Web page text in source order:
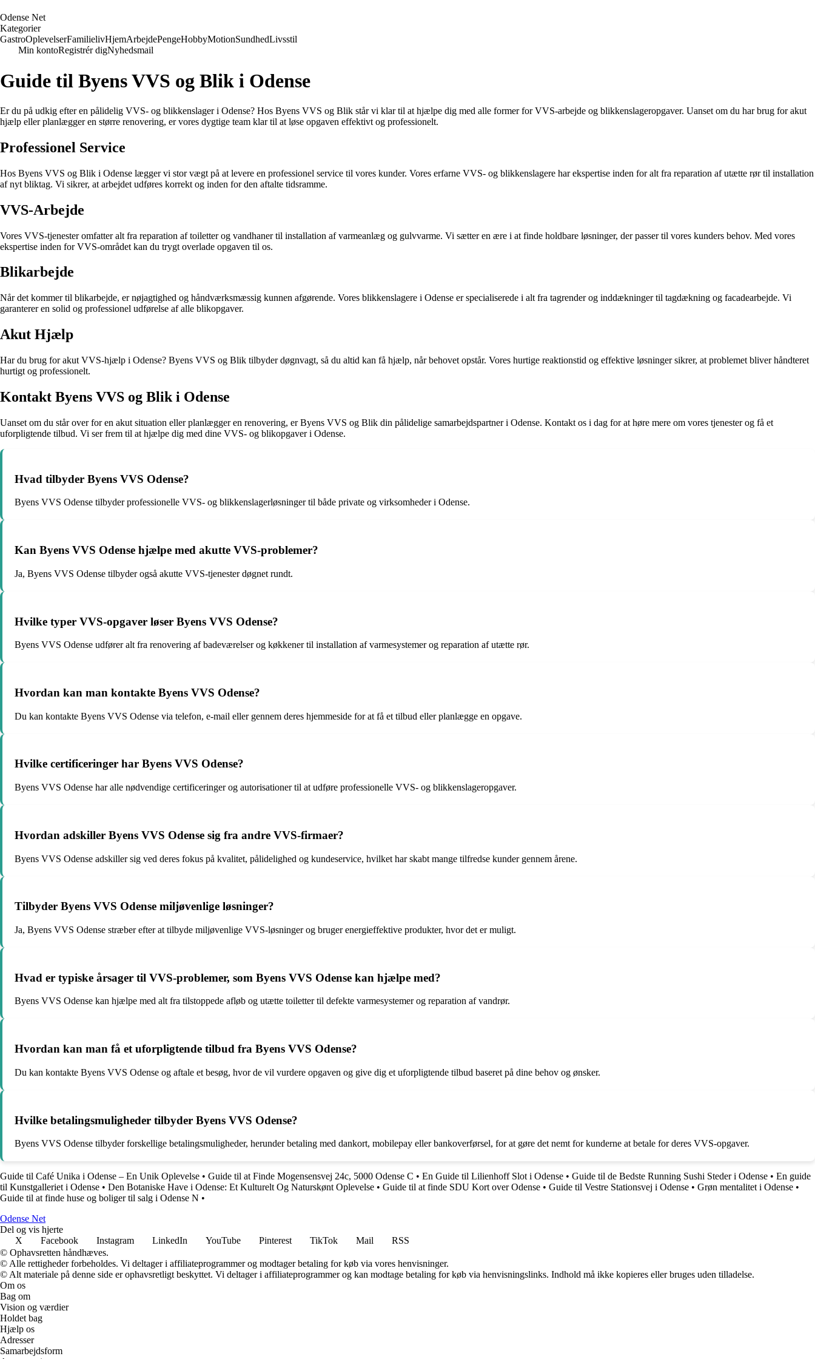
Odense Net
Kategorier
GastroOplevelserFamilielivHjemArbejdePengeHobbyMotionSundhedLivsstil
Min kontoRegistrér digNyhedsmail
Guide til Byens VVS og Blik i Odense
Er du på udkig efter en pålidelig VVS- og blikkenslager i Odense? Hos Byens VVS og Blik står vi klar til at hjælpe dig med alle former for VVS-arbejde og blikkenslageropgaver. Uanset om du har brug for akut
hjælp eller planlægger en større renovering, er vores dygtige team klar til at løse opgaven effektivt og professionelt.
Professionel Service
Hos Byens VVS og Blik i Odense lægger vi stor vægt på at levere en professionel service til vores kunder. Vores erfarne VVS- og blikkenslagere har ekspertise inden for alt fra reparation af utætte rør til installation
af nyt bliktag. Vi sikrer, at arbejdet udføres korrekt og inden for den aftalte tidsramme.
VVS-Arbejde
Vores VVS-tjenester omfatter alt fra reparation af toiletter og vandhaner til installation af varmeanlæg og gulvvarme. Vi sætter en ære i at finde holdbare løsninger, der passer til vores kunders behov. Med vores
ekspertise inden for VVS-området kan du trygt overlade opgaven til os.
Blikarbejde
Når det kommer til blikarbejde, er nøjagtighed og håndværksmæssig kunnen afgørende. Vores blikkenslagere i Odense er specialiserede i alt fra tagrender og inddækninger til tagdækning og facadearbejde. Vi
garanterer en solid og professionel udførelse af alle blikopgaver.
Akut Hjælp
Har du brug for akut VVS-hjælp i Odense? Byens VVS og Blik tilbyder døgnvagt, så du altid kan få hjælp, når behovet opstår. Vores hurtige reaktionstid og effektive løsninger sikrer, at problemet bliver håndteret
hurtigt og professionelt.
Kontakt Byens VVS og Blik i Odense
Uanset om du står over for en akut situation eller planlægger en renovering, er Byens VVS og Blik din pålidelige samarbejdspartner i Odense. Kontakt os i dag for at høre mere om vores tjenester og få et
uforpligtende tilbud. Vi ser frem til at hjælpe dig med dine VVS- og blikopgaver i Odense.
Hvad tilbyder Byens VVS Odense?
Byens VVS Odense tilbyder professionelle VVS- og blikkenslagerløsninger til både private og virksomheder i Odense.
Kan Byens VVS Odense hjælpe med akutte VVS-problemer?
Ja, Byens VVS Odense tilbyder også akutte VVS-tjenester døgnet rundt.
Hvilke typer VVS-opgaver løser Byens VVS Odense?
Byens VVS Odense udfører alt fra renovering af badeværelser og køkkener til installation af varmesystemer og reparation af utætte rør.
Hvordan kan man kontakte Byens VVS Odense?
Du kan kontakte Byens VVS Odense via telefon, e-mail eller gennem deres hjemmeside for at få et tilbud eller planlægge en opgave.
Hvilke certificeringer har Byens VVS Odense?
Byens VVS Odense har alle nødvendige certificeringer og autorisationer til at udføre professionelle VVS- og blikkenslageropgaver.
Hvordan adskiller Byens VVS Odense sig fra andre VVS-firmaer?
Byens VVS Odense adskiller sig ved deres fokus på kvalitet, pålidelighed og kundeservice, hvilket har skabt mange tilfredse kunder gennem årene.
Tilbyder Byens VVS Odense miljøvenlige løsninger?
Ja, Byens VVS Odense stræber efter at tilbyde miljøvenlige VVS-løsninger og bruger energieffektive produkter, hvor det er muligt.
Hvad er typiske årsager til VVS-problemer, som Byens VVS Odense kan hjælpe med?
Byens VVS Odense kan hjælpe med alt fra tilstoppede afløb og utætte toiletter til defekte varmesystemer og reparation af vandrør.
Hvordan kan man få et uforpligtende tilbud fra Byens VVS Odense?
Du kan kontakte Byens VVS Odense og aftale et besøg, hvor de vil vurdere opgaven og give dig et uforpligtende tilbud baseret på dine behov og ønsker.
Hvilke betalingsmuligheder tilbyder Byens VVS Odense?
Byens VVS Odense tilbyder forskellige betalingsmuligheder, herunder betaling med dankort, mobilepay eller bankoverførsel, for at gøre det nemt for kunderne at betale for deres VVS-opgaver.
Guide til Café Unika i Odense – En Unik Oplevelse • Guide til at Finde Mogensensvej 24c, 5000 Odense C • En Guide til Lilienhoff Slot i Odense • Guide til de Bedste Running Sushi Steder i Odense • En guide
til Kunstgalleriet i Odense • Den Botaniske Have i Odense: Et Kulturelt Og Naturskønt Oplevelse • Guide til at finde SDU Kort over Odense • Guide til Vestre Stationsvej i Odense • Grøn mentalitet i Odense •
Guide til at finde huse og boliger til salg i Odense N •
Odense Net
Del og vis hjerte
X
Facebook Instagram LinkedIn YouTube Pinterest TikTok Mail
RSS
© Ophavsretten håndhæves.
© Alle rettigheder forbeholdes. Vi deltager i affiliateprogrammer og modtager betaling for køb via vores henvisninger.
© Alt materiale på denne side er ophavsretligt beskyttet. Vi deltager i affiliateprogrammer og kan modtage betaling for køb via henvisningslinks. Indhold må ikke kopieres eller bruges uden tilladelse.
Om os
Bag om
Vision og værdier
Holdet bag
Hjælp os
Adresser
Samarbejdsform